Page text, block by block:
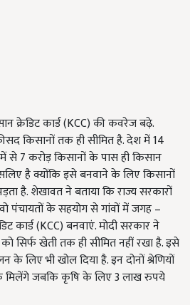
क्रेडिट कार्ड (KCC) की कवरेज बढ़े.
किसानों तक ही सीमित है. देश में 14
से 7 करोड़ किसानों के पास ही किसान
है क्योंकि इसे बनवाने के लिए किसानों
है. शेखावत ने बताया कि राज्य सरकारों
पंचायतों के सहयोग से गांवों में जगह –
कार्ड (KCC) बनवाएं. मोदी सरकार ने
सिर्फ खेती तक ही सीमित नहीं रखा है. इसे
लिए भी खोल दिया है. इन दोनों श्रेणियों
जबकि कृषि के लिए 3 लाख रुपये